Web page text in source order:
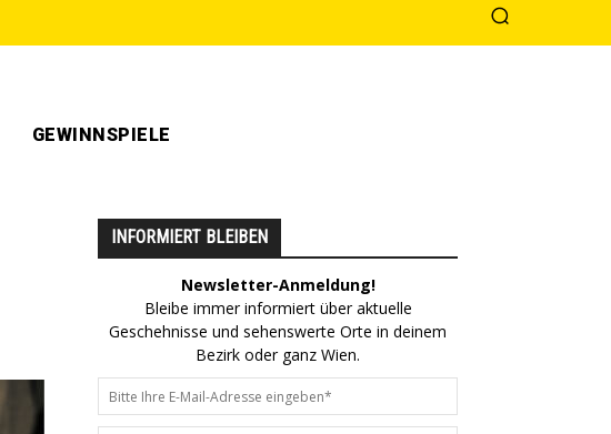
GEWINNSPIELE
INFORMIERT BLEIBEN
Newsletter-Anmeldung!
Bleibe immer informiert über aktuelle
Geschehnisse und sehenswerte Orte in deinem
Bezirk oder ganz Wien.